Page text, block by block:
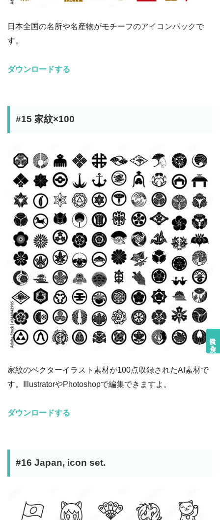
目次に戻る
日本全国の名所や名産物がモチーフのアイコンパックで
す。
ダウンロードする
#15 家紋×100
家紋のベクターイラスト素材が100点収録されたAI素材で
す。IllustratorやPhotoshopで編集できますよ。
ダウンロードする
#16 Japan, icon set.